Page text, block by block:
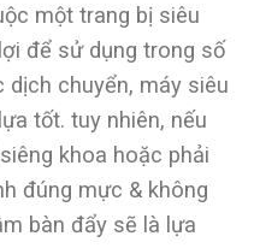
một trang bị siêu
để sử dụng trong số
chuyển, máy siêu
tốt. tuy nhiên, nếu
khoa hoặc phải
đúng mực & không
bàn đẩy sẽ là lựa